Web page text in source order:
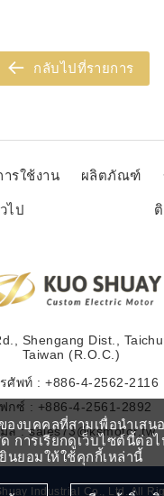
กลับไปที่รายการ
องบุคคลที่สามเพื่อนำเส
การเรียกดูเว็บไซต์นี้ต่อ
ยินยอมให้ใช้คุกกี้เหล่านี้
ารใช้งาน ผลิตภัณฑ์
ไป
Shengang Dist.,
Taiwan (R.O.C.)
ศัพท์ :+886-4-2562-2116
กซ์ : +886-4-2561-2892
มล :sales73@ksmotor.tw
Industrial Co., Ltd. All